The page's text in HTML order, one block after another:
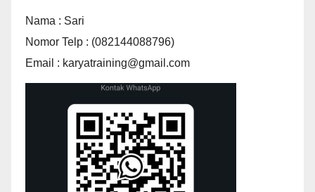
Nama : Sari
Nomor Telp : (082144088796)
Email : karyatraining@gmail.com